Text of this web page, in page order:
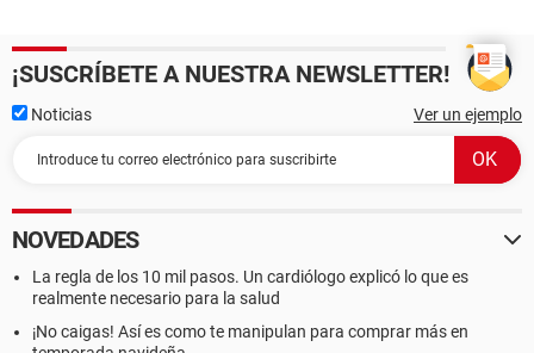
¡SUSCRÍBETE A NUESTRA NEWSLETTER!
Noticias Ver un ejemplo
NOVEDADES
La regla de los 10 mil pasos. Un cardiólogo explicó lo que es
realmente necesario para la salud
¡No caigas! Así es como te manipulan para comprar más en